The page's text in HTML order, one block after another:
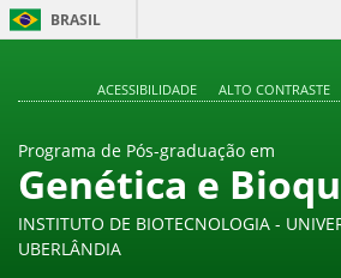
BRASIL
ACESSIBILIDADE
ALTO CONTRASTE
Programa de Pós-graduação em
Genética e
INSTITUTO DE BIOTECNOLOGIA -
UBERLÂNDIA